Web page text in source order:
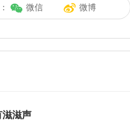
微信 微博
滋滋声